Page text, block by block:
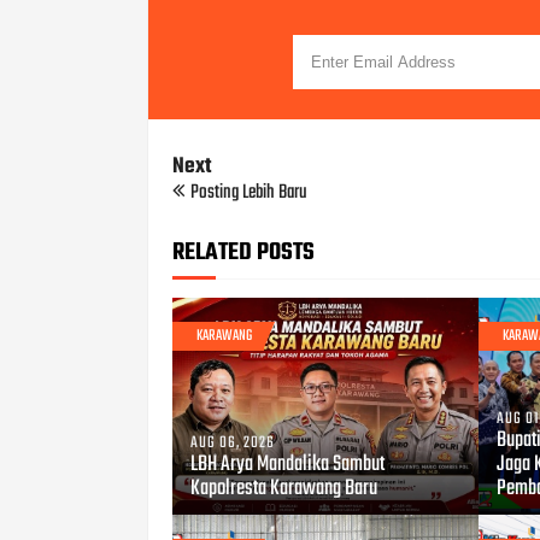
Next
Posting Lebih Baru
RELATED POSTS
KARAWANG
AUG 06, 2026
LBH Arya Mandalika Sambut
Kapolresta Karawang Baru
AUG
Jaga